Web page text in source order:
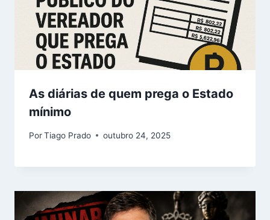
As diárias de quem prega o Estado
mínimo
PorTiago Prado outubro 24, 2025